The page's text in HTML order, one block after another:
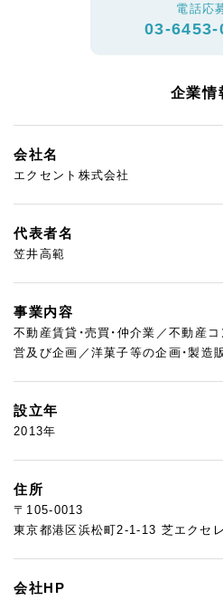
電話応
03-6453-
企業情
会社名
エクセント株式会社
代表者名
笠井高範
事業内容
不動産賃貸・売買・仲介業／不動産
営及び企画／洋菓子等の企画・製造
設立年
2013年
住所
〒105-0013
東京都港区浜松町2-1-13 芝エクセ
会社HP